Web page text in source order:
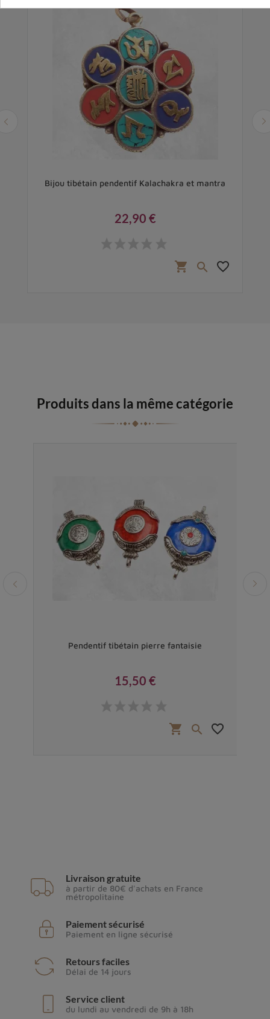
Bijou tibétain pendentif Kalachakra et mantra
22,90 €
shopping_cart  favorite_border
Produits dans la même catégorie
Pendentif tibétain pierre fantaisie
15,50 €
shopping_cart  favorite_border
Livraison gratuite
à partir de 80€ d'achats en France
métropolitaine
Paiement sécurisé
Paiement en ligne sécurisé
Retours faciles
Délai de 14 jours
Service client
du lundi au vendredi de 9h à 18h